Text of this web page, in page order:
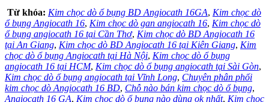
Từ khóa: Kim chọc dò ổ bụng BD Angiocath 16GA, Kim chọc dò
ổ bụng Angiocath 16, Kim chọc dò gan angiocath 16, Kim chọc dò
ổ bụng angiocath 16 tại Cần Thơ, Kim chọc dò BD Angiocath 16
tại An Giang, Kim chọc dò BD Angiocath 16 tại Kiên Giang, Kim
chọc dò ổ bụng Angiocath tại Hà Nội, Kim chọc dò ổ bụng
angiocath 16 tại HCM, Kim chọc dò ổ bụng angiocath tại Sài Gòn,
Kim chọc dò ổ bụng angiocath tại Vĩnh Long, Chuyên phân phối
kim chọc dò Angiocath 16 BD, Chỗ nào bán kim chọc dò ổ bụng,
Angiocath 16 GA, Kim chọc dò ổ bụng nào dùng ok nhất, Kim chọc